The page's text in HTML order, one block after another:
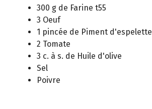
300 g de Farine t55
3 Oeuf
1 pincée de Piment d'espelette
2 Tomate
3 c. à s. de Huile d'olive
Sel
Poivre